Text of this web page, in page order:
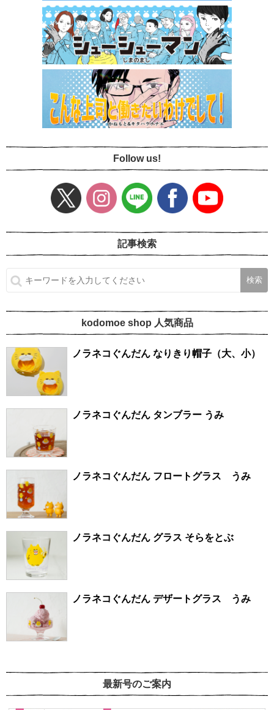
Follow us!
記事検索
kodomoe shop 人気商品
ノラネコぐんだん なりきり帽子（大、小）
ノラネコぐんだん タンブラー うみ
ノラネコぐんだん フロートグラス うみ
ノラネコぐんだん グラス そらをとぶ
ノラネコぐんだん デザートグラス うみ
最新号のご案内